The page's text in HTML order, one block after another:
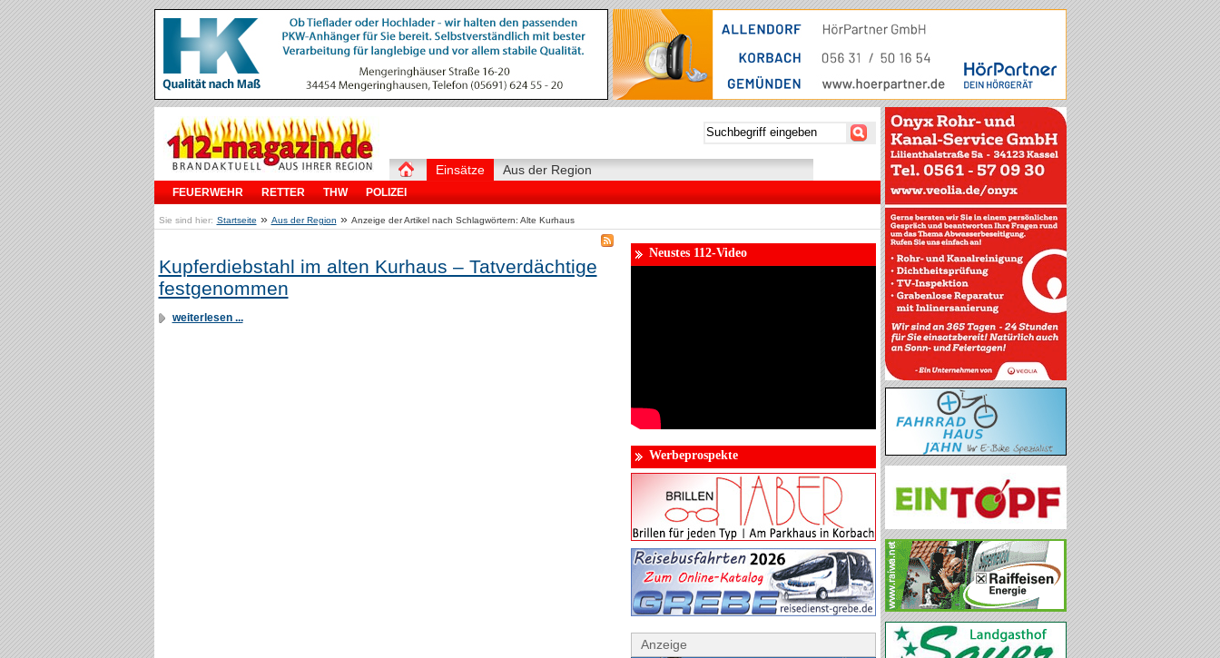
Einsätze
FEUERWEHR RETTER THW POLIZEI
Aus der Region
Sie sind hier: Startseite » Aus der Region » Anzeige der Artikel nach Schlagwörtern: Alte Kurhaus
Kupferdiebstahl im alten Kurhaus – Tatverdächtige
festgenommen
weiterlesen ...
Neustes 112-Video
Werbeprospekte
Anzeige